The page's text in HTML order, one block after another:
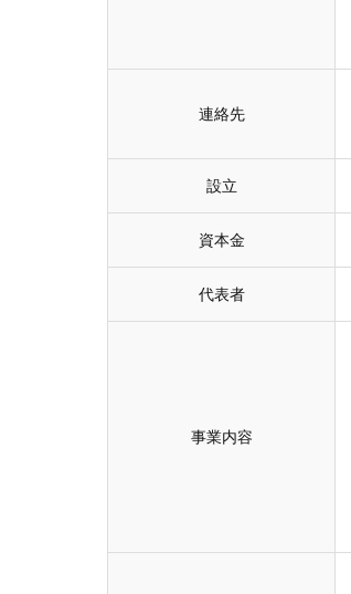
連絡先
設立
資本金
代表者
事業内容